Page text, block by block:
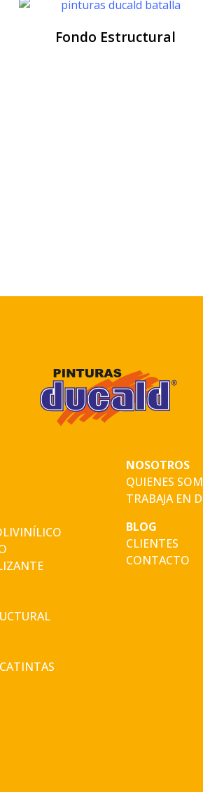
Fondo Estructural
NOSOTROS
QUIENES
TRABAJA EN
BLOG
CLIENTES
CONTACTO